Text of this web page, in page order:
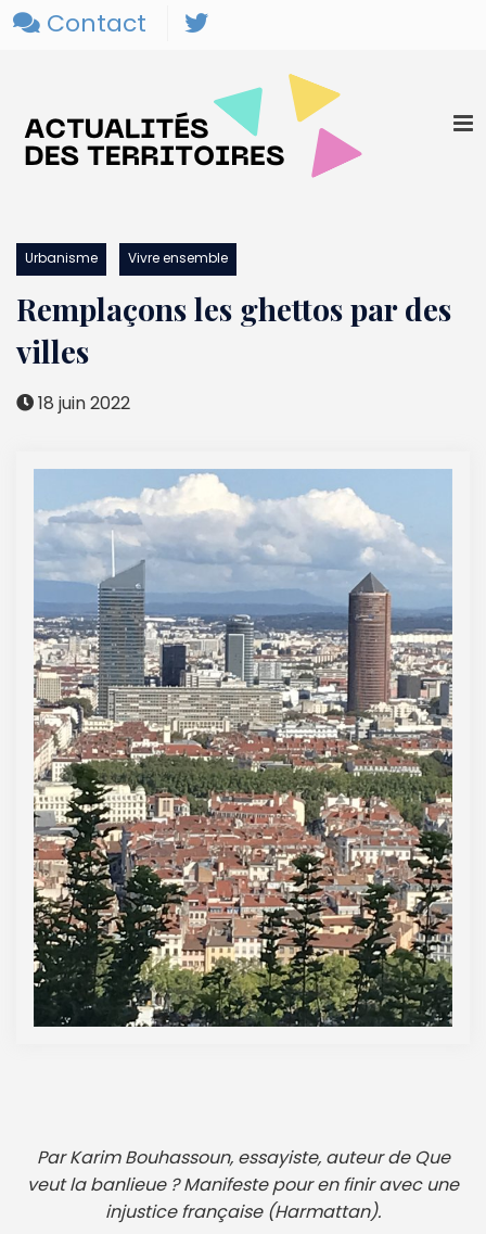
Contact
Urbanisme Vivre ensemble
Remplaçons les ghettos par des
villes
18 juin 2022
Par Karim Bouhassoun, essayiste, auteur de Que
veut la banlieue ? Manifeste pour en finir avec une
injustice française (Harmattan).